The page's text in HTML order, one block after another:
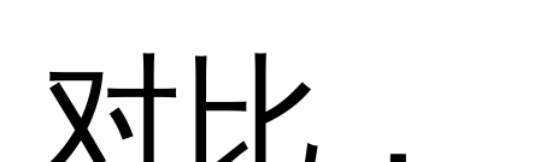
对比，